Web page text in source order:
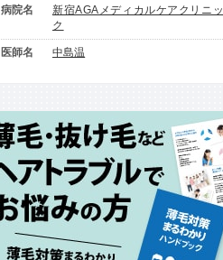
病院名
新宿AGAメディカルケアクリニッ
ク
医師名 中島温